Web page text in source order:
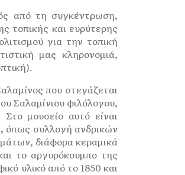
από τη συγκέντρωση,
τοπικής και ευρύτερης
για την τοπική
μας κληρονομιά,
που στεγάζεται
Σαλαμίνιου φιλόλογου,
μουσείο αυτό είναι
όπως συλλογή ανδρικών
διάφορα κεραμικά
το αργυρόκουμπο της
υλικό από το 1850 και